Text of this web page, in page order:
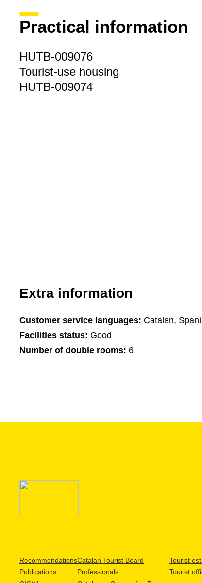
Practical information
HUTB-009076
Tourist-use housing
HUTB-009074
Extra information
Customer service languages: Catalan,
Facilities status: Good
Number of double rooms: 6
Recommendations
Publications
Catalan Tourist Board
Professionals
Tourist
Tourist